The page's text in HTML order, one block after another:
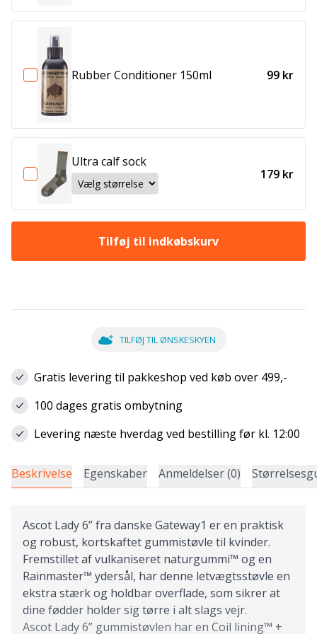
Rubber Conditioner 150ml 99 kr
Ultra calf sock
179 kr
Tilføj til indkøbskurv
TILFØJ TIL ØNSKESKYEN
Gratis levering til pakkeshop ved køb over 499,-
100 dages gratis ombytning
Levering næste hverdag ved bestilling før kl. 12:00
Beskrivelse Egenskaber Anmeldelser (0)
Ascot Lady 6” fra danske Gateway1 er en praktisk
og robust, kortskaftet gummistøvle til kvinder.
Fremstillet af vulkaniseret naturgummi™ og en
Rainmaster™ ydersål, har denne letvægtsstøvle en
ekstra stærk og holdbar overflade, som sikrer at
dine fødder holder sig tørre i alt slags vejr.
Ascot Lady 6” gummistøvlen har en Coil lining™ +